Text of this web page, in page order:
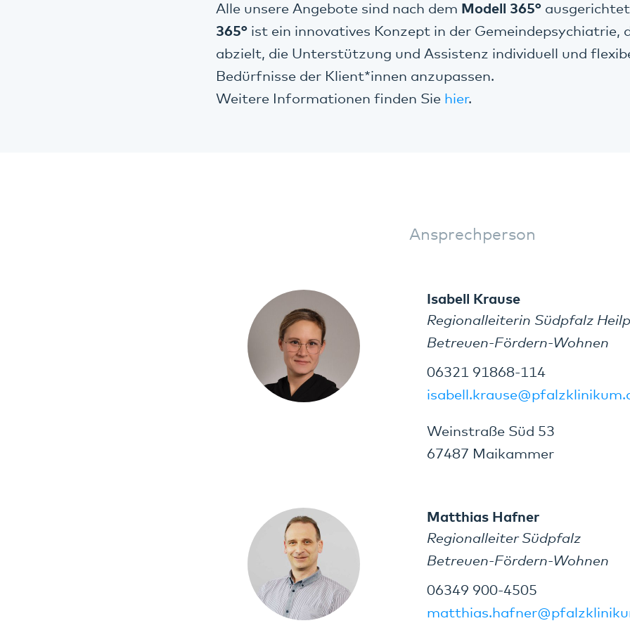
Alle unsere Angebote sind nach dem Modell 365°
365° ist ein innovatives Konzept in der Gemeindepsychiatrie,
abzielt, die Unterstützung und Assistenz individuell und
Bedürfnisse der Klient*innen anzupassen.
Weitere Informationen finden Sie hier.
Ansprechperson
Isabell Krause
Regionalleiterin Südpfalz
Betreuen-Fördern-Wohnen
06321 91868-114
Weinstraße Süd 53
67487 Maikammer
Matthias Hafner
Regionalleiter Südpfalz
Betreuen-Fördern-Wohnen
06349 900-4505